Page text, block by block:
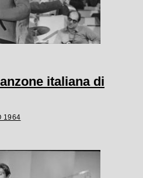
italiana di
1964